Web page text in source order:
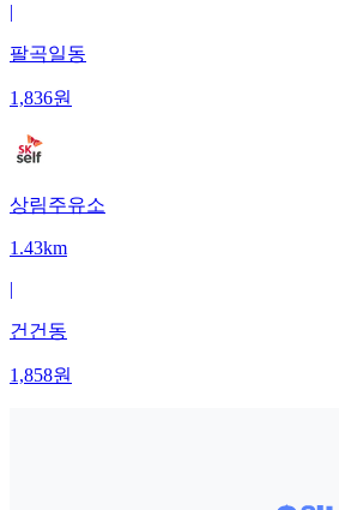
|
팔곡일동
1,836원
상림주유소
1.43km
|
건건동
1,858원